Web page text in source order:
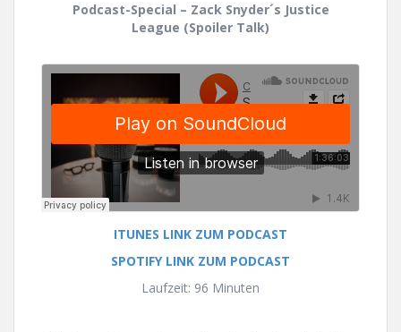
Podcast-Special – Zack Snyder´s Justice
League (Spoiler Talk)
ITUNES LINK ZUM PODCAST
SPOTIFY LINK ZUM PODCAST
Laufzeit: 96 Minuten